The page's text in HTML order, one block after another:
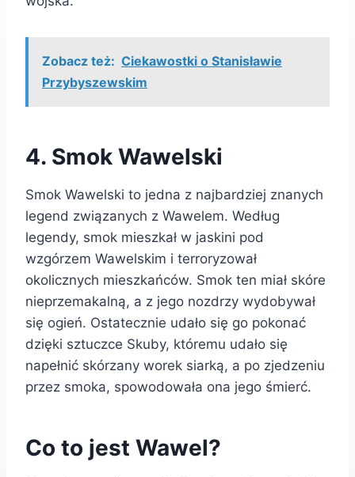
Zobacz też: Ciekawostki o Stanisławie
Przybyszewskim
4. Smok Wawelski
Smok Wawelski to jedna z najbardziej znanych
legend związanych z Wawelem. Według
legendy, smok mieszkał w jaskini pod
wzgórzem Wawelskim i terroryzował
okolicznych mieszkańców. Smok ten miał skóre
nieprzemakalną, a z jego nozdrzy wydobywał
się ogień. Ostatecznie udało się go pokonać
dzięki sztuczce Skuby, któremu udało się
napełnić skórzany worek siarką, a po zjedzeniu
przez smoka, spowodowała ona jego śmierć.
Co to jest Wawel?